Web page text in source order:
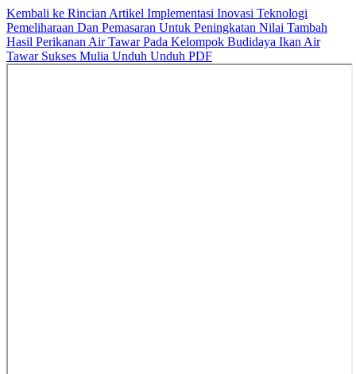
Kembali ke Rincian Artikel Implementasi Inovasi Teknologi
Pemeliharaan Dan Pemasaran Untuk Peningkatan Nilai Tambah
Hasil Perikanan Air Tawar Pada Kelompok Budidaya Ikan Air
Tawar Sukses Mulia Unduh Unduh PDF